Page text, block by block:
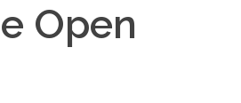
Open